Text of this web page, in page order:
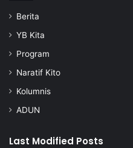
Berita
YB Kita
Program
Naratif Kito
Kolumnis
ADUN
Last Modified Posts